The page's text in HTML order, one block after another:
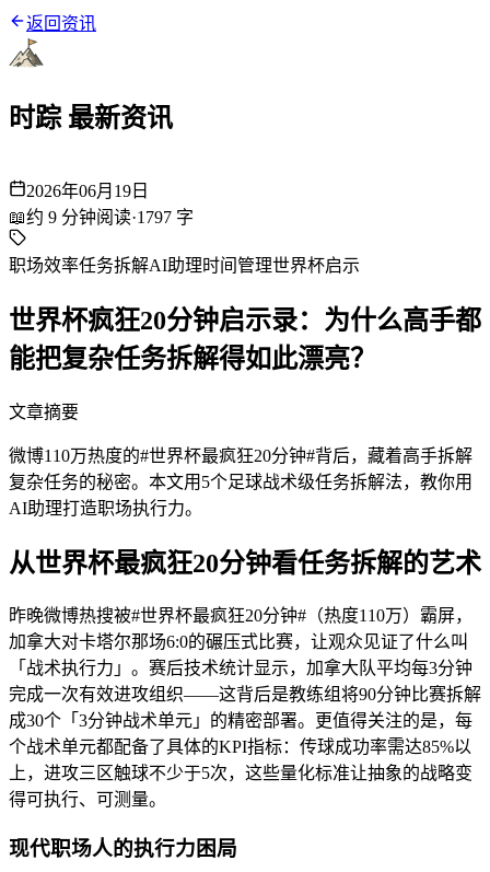
返回资讯
时踪 最新资讯
2026年06月19日
📖约 9 分钟阅读·1797 字
职场效率任务拆解AI助理时间管理世界杯启示
世界杯疯狂20分钟启示录：为什么高手都
能把复杂任务拆解得如此漂亮？
文章摘要
微博110万热度的#世界杯最疯狂20分钟#背后，藏着高手拆解
复杂任务的秘密。本文用5个足球战术级任务拆解法，教你用
AI助理打造职场执行力。
从世界杯最疯狂20分钟看任务拆解的艺术
昨晚微博热搜被#世界杯最疯狂20分钟#（热度110万）霸屏，
加拿大对卡塔尔那场6:0的碾压式比赛，让观众见证了什么叫
「战术执行力」。赛后技术统计显示，加拿大队平均每3分钟
完成一次有效进攻组织——这背后是教练组将90分钟比赛拆解
成30个「3分钟战术单元」的精密部署。更值得关注的是，每
个战术单元都配备了具体的KPI指标：传球成功率需达85%以
上，进攻三区触球不少于5次，这些量化标准让抽象的战略变
得可执行、可测量。
现代职场人的执行力困局